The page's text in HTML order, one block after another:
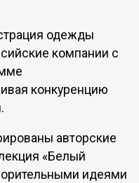
одежды
компании с
конкуренцию
авторские
«Белый
идеями